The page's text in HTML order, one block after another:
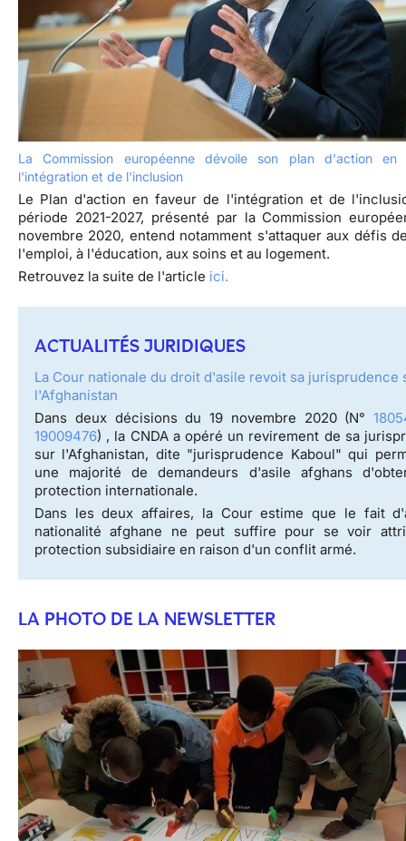
La Commission européenne dévoile son plan d'action
l'intégration et de l'inclusion
Le Plan d'action en faveur de l'intégration et de
période 2021-2027, présenté par la Commission
novembre 2020, entend notamment s'attaquer aux défis
l'emploi, à l'éducation, aux soins et au logement.
Retrouvez la suite de l'article ici.
ACTUALITÉS JURIDIQUES
La Cour nationale du droit d'asile revoit sa jurisprudence
l'Afghanistan
Dans deux décisions du 19 novembre 2020 (N°
19009476) , la CNDA a opéré un revirement de sa
sur l'Afghanistan, dite "jurisprudence Kaboul" qui
une majorité de demandeurs d'asile afghans
protection internationale.
Dans les deux affaires, la Cour estime que le fait
nationalité afghane ne peut suffire pour se voir
protection subsidiaire en raison d'un conflit armé.
LA PHOTO DE LA NEWSLETTER